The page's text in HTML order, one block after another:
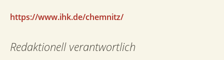
https://www.ihk.de/chemnitz/
Redaktionell verantwortlich